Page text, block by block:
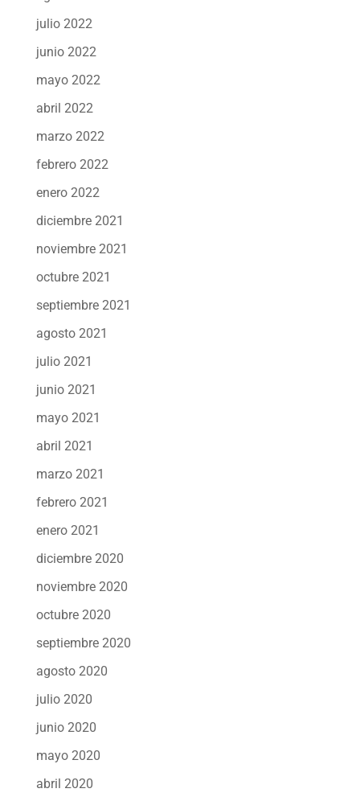
julio 2022
junio 2022
mayo 2022
abril 2022
marzo 2022
febrero 2022
enero 2022
diciembre 2021
noviembre 2021
octubre 2021
septiembre 2021
agosto 2021
julio 2021
junio 2021
mayo 2021
abril 2021
marzo 2021
febrero 2021
enero 2021
diciembre 2020
noviembre 2020
octubre 2020
septiembre 2020
agosto 2020
julio 2020
junio 2020
mayo 2020
abril 2020